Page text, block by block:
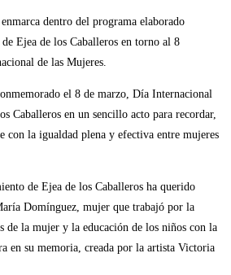
dentro del programa elaborado
Ejea de los Caballeros en torno al 8
de las Mujeres.
el 8 de marzo, Día Internacional
Caballeros en un sencillo acto para recordar,
con la igualdad plena y efectiva entre mujeres
de Ejea de los Caballeros ha querido
Domínguez, mujer que trabajó por la
de la mujer y la educación de los niños con la
en su memoria, creada por la artista Victoria